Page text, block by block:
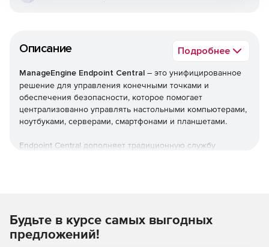
Описание Подробнее
ManageEngine Endpoint Central – это унифицированное
решение для управления конечными точками и
обеспечения безопасности, которое помогает
централизованно управлять настольными компьютерами,
ноутбуками, серверами, смартфонами и планшетами.
Endpoint Central дополняет традиционную службу
образов и развертывание ОС. Кроме того,решение
позволяет управлять активами и лицензиями на ПО,
отслеживать статистику использования ПО, управлять
Будьте в курсе самых выгодных
предложений!